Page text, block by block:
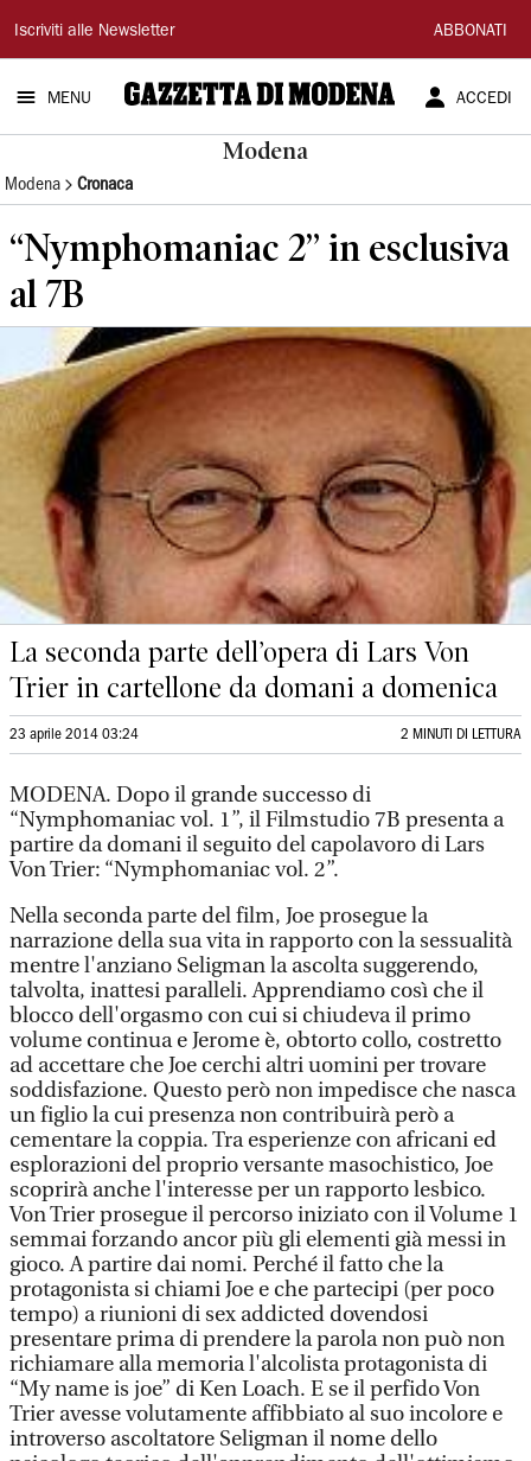
Gazzetta
di
Modena
Iscriviti alle Newsletter ABBONATI
MENU ACCEDI
Modena
Modena Cronaca
“Nymphomaniac 2” in esclusiva
al 7B
La seconda parte dell’opera di Lars Von
Trier in cartellone da domani a domenica
23 aprile 2014 03:24 2 MINUTI DI LETTURA
MODENA. Dopo il grande successo di
“Nymphomaniac vol. 1”, il Filmstudio 7B presenta a
partire da domani il seguito del capolavoro di Lars
Von Trier: “Nymphomaniac vol. 2”.
Nella seconda parte del film, Joe prosegue la
narrazione della sua vita in rapporto con la sessualità
mentre l'anziano Seligman la ascolta suggerendo,
talvolta, inattesi paralleli. Apprendiamo così che il
blocco dell'orgasmo con cui si chiudeva il primo
volume continua e Jerome è, obtorto collo, costretto
ad accettare che Joe cerchi altri uomini per trovare
soddisfazione. Questo però non impedisce che nasca
un figlio la cui presenza non contribuirà però a
cementare la coppia. Tra esperienze con africani ed
esplorazioni del proprio versante masochistico, Joe
scoprirà anche l'interesse per un rapporto lesbico.
Von Trier prosegue il percorso iniziato con il Volume 1
semmai forzando ancor più gli elementi già messi in
gioco. A partire dai nomi. Perché il fatto che la
protagonista si chiami Joe e che partecipi (per poco
tempo) a riunioni di sex addicted dovendosi
presentare prima di prendere la parola non può non
richiamare alla memoria l'alcolista protagonista di
“My name is joe” di Ken Loach. E se il perfido Von
Trier avesse volutamente affibbiato al suo incolore e
introverso ascoltatore Seligman il nome dello